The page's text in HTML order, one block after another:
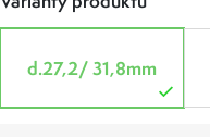
d.27,2/ 31,8mm